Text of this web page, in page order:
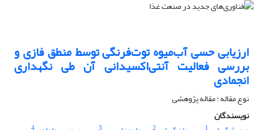
ارزیابی حسی آب‌میوه توت‌فرنگی توسط منطق فازی و
بررسی فعالیت آنتی‌اکسیدانی آن طی نگهداری
انجمادی
نوع مقاله : مقاله پژوهشی
نویسندگان